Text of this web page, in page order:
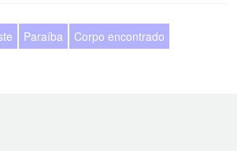
Paraíba Corpo encontrado